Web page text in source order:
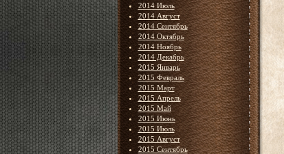
2014 Июль
2014 Август
2014 Сентябрь
2014 Октябрь
2014 Ноябрь
2014 Декабрь
2015 Январь
2015 Февраль
2015 Март
2015 Апрель
2015 Май
2015 Июнь
2015 Июль
2015 Август
2015 Сентябрь